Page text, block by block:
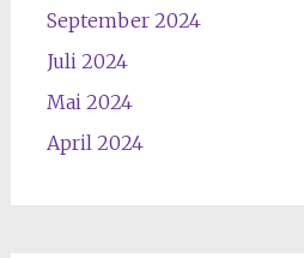
September 2024
Juli 2024
Mai 2024
April 2024